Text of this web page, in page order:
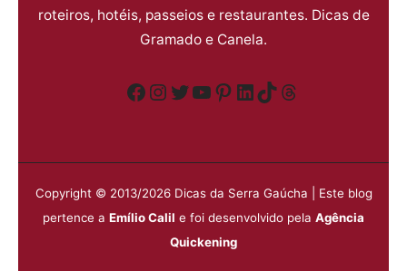
roteiros, hotéis, passeios e restaurantes. Dicas de
Gramado e Canela.
Facebook
Instagram
Twitter
YouTube
Pinterest
LinkedIn
TikTokThreads
Copyright © 2013/2026 Dicas da Serra Gaúcha | Este blog
pertence a Emílio Calil e foi desenvolvido pela Agência
Quickening